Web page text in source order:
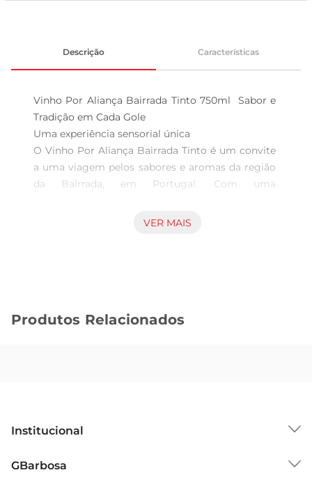
Descrição Características
Vinho Por Aliança Bairrada Tinto 750ml  Sabor e
Tradição em Cada Gole
Uma experiência sensorial única
O Vinho Por Aliança Bairrada Tinto é um convite
a uma viagem pelos sabores e aromas da região
da Bairrada, em Portugal. Com uma
vinho é ideal para aqueles que apreciam a riqueza
Este vinho tinto é elaborado a partir de uvas
proporciona um final longo e agradável,
Harmonização e recomendações de uso
VER MAIS
Produtos Relacionados
Institucional
Grupo Cencosud
GBarbosa